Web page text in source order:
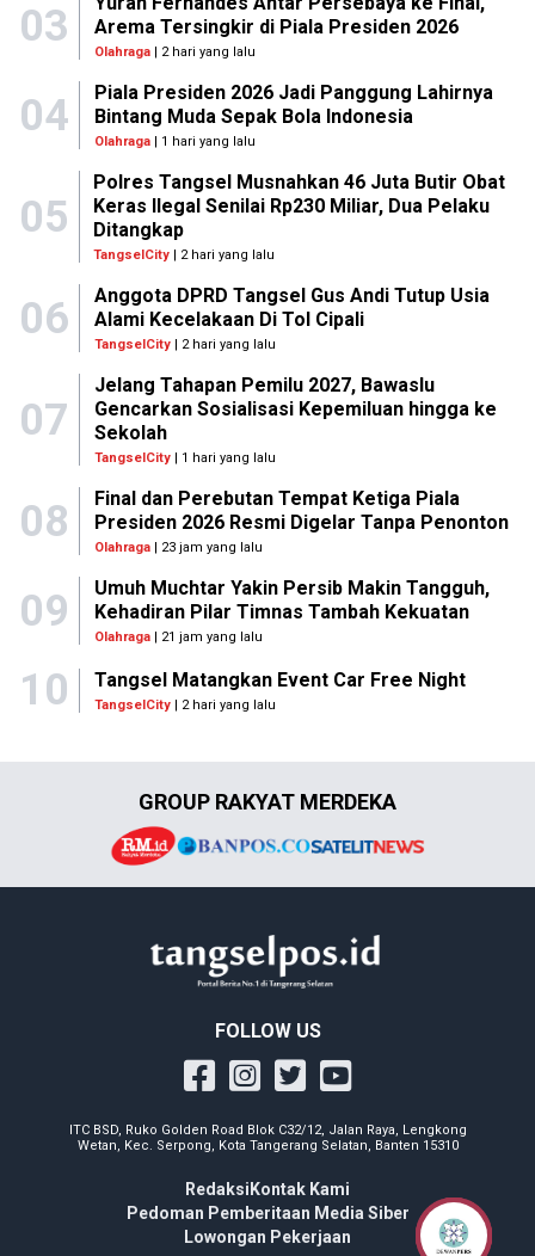
03
Arema Tersingkir di Piala Presiden 2026
Olahraga| 2 hari yang lalu
04
Piala Presiden 2026 Jadi Panggung Lahirnya
Bintang Muda Sepak Bola Indonesia
Olahraga| 1 hari yang lalu
05
Polres Tangsel Musnahkan 46 Juta Butir Obat
Keras Ilegal Senilai Rp230 Miliar, Dua Pelaku
Ditangkap
TangselCity | 2 hari yang lalu
06
Anggota DPRD Tangsel Gus Andi Tutup Usia
Alami Kecelakaan Di Tol Cipali
TangselCity| 2 hari yang lalu
07
Jelang Tahapan Pemilu 2027, Bawaslu
Gencarkan Sosialisasi Kepemiluan hingga ke
Sekolah
TangselCity| 1 hari yang lalu
08
Final dan Perebutan Tempat Ketiga Piala
Presiden 2026 Resmi Digelar Tanpa Penonton
Olahraga| 23 jam yang lalu
09
Umuh Muchtar Yakin Persib Makin Tangguh,
Kehadiran Pilar Timnas Tambah Kekuatan
Olahraga| 21 jam yang lalu
10 Tangsel Matangkan Event Car Free Night
TangselCity | 2 hari yang lalu
GROUP RAKYAT MERDEKA
FOLLOW US
ITC BSD, Ruko Golden Road Blok C32/12, Jalan Raya, Lengkong
Wetan, Kec. Serpong, Kota Tangerang Selatan, Banten 15310
Redaksi Kontak Kami
Pedoman Pemberitaan Media Siber
Lowongan Pekerjaan